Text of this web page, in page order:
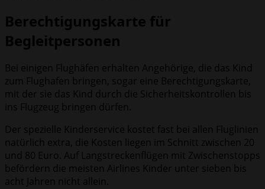
Berechtigungskarte für
Begleitpersonen
Bei einigen Flughäfen erhalten Angehörige, die das Kind
zum Flughafen bringen, sogar eine Berechtigungskarte,
mit der sie das Kind durch die Sicherheitskontrollen bis
ins Flugzeug bringen dürfen.
Der spezielle Kinderservice kostet fast bei allen Fluglinien
natürlich extra, die Kosten liegen im Schnitt zwischen 20
und 80 Euro. Auf Langstreckenflügen mit Zwischenstopps
befördern die meisten Airlines Kinder unter sieben bis
acht Jahren nicht allein.